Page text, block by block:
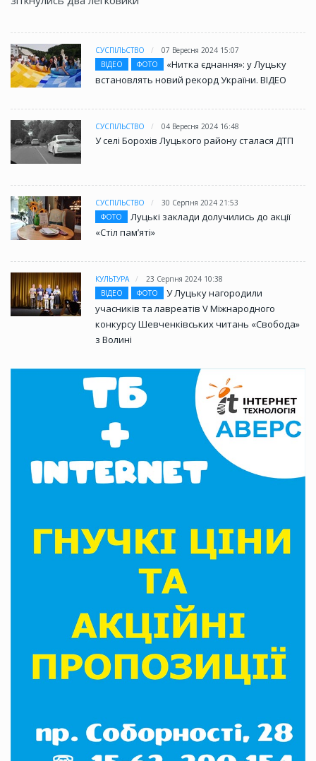
СУСПІЛЬСТВО
07 Вересня 2024 15:07
ВІДЕО
ФОТО
«Нитка єднання»: у Луцьку
встановлять новий рекорд України. ВІДЕО
СУСПІЛЬСТВО 04 Вересня 2024 16:48
У селі Борохів Луцького району сталася ДТП
СУСПІЛЬСТВО
30 Серпня 2024 21:53
ФОТО
Луцькі заклади долучились до акції
«Стіл памʼяті»
КУЛЬТУРА
23 Серпня 2024 10:38
ВІДЕО
ФОТО
У Луцьку нагородили
учасників та лавреатів V Міжнародного
конкурсу Шевченківських читань «Свобода»
з Волині